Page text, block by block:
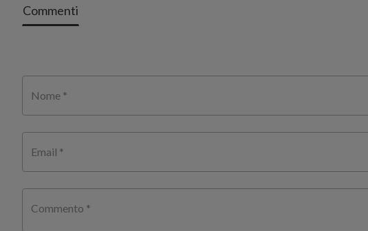
Commenti
Nome *
Email *
Commento *